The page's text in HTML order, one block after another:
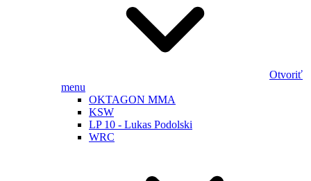
Otvoriť
menu
OKTAGON MMA
KSW
LP 10 - Lukas Podolski
WRC